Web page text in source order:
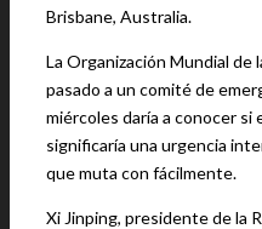
Brisbane, Australia.
La Organización Mundial de
pasado a un comité de
miércoles daría a conocer si
significaría una urgencia
que muta con fácilmente.
Xi Jinping, presidente de la